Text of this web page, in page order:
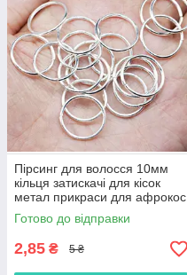
Пірсинг для волосся 10мм
кільця затискачі для кісок
метал прикраси для афрокос
модні аксесуари для зачісок
дред
Готово до відправки
2,85 ₴ 5 ₴